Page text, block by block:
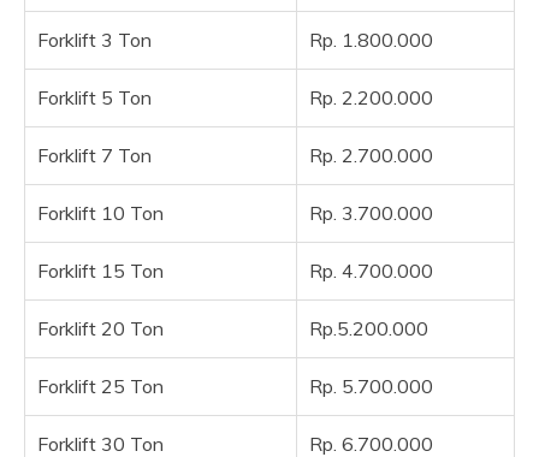
Forklift 3 Ton Rp. 1.800.000
Forklift 5 Ton Rp. 2.200.000
Forklift 7 Ton Rp. 2.700.000
Forklift 10 Ton Rp. 3.700.000
Forklift 15 Ton Rp. 4.700.000
Forklift 20 Ton Rp.5.200.000
Forklift 25 Ton Rp. 5.700.000
Forklift 30 Ton Rp. 6.700.000